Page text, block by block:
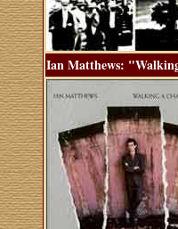
Ian Matthews: